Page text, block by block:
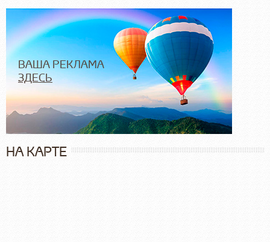
ВАША РЕКЛАМА
ЗДЕСЬ
НА КАРТЕ